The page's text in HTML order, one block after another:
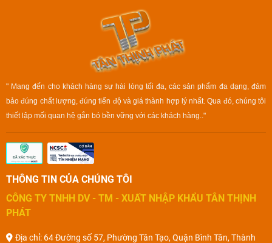
" Mang đến cho khách hàng sự hài lòng tối đa, các sản phẩm đa dạng, đảm
bảo đúng chất lượng, đúng tiến độ và giá thành hợp lý nhất. Qua đó, chúng tôi
thiết lập mối quan hệ gắn bó bền vững với các khách hàng.."
THÔNG TIN CỦA CHÚNG TÔI
CÔNG TY TNHH DV - TM - XUẤT NHẬP KHẨU TÂN THỊNH
PHÁT
Địa chỉ: 64 Đường số 57, Phường Tân Tạo, Quận Bình Tân, Thành